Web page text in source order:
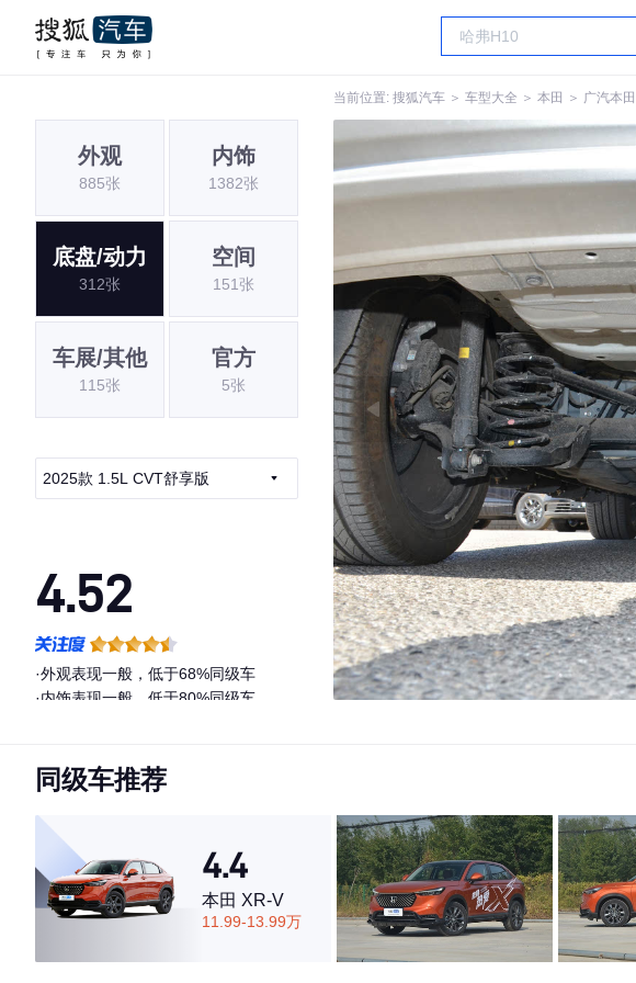
当前位置: 搜狐汽车 ＞ 车型大全 ＞ 本田 ＞ 广汽本田
外观
885张
内饰
1382张
底盘/动力
312张
空间
151张
车展/其他
115张
官方
5张
2025款 1.5L CVT舒享版
4.52
·外观表现一般，低于68%同级车
·内饰表现一般，低于80%同级车
同级车推荐
4.4
本田 XR-V
11.99-13.99万